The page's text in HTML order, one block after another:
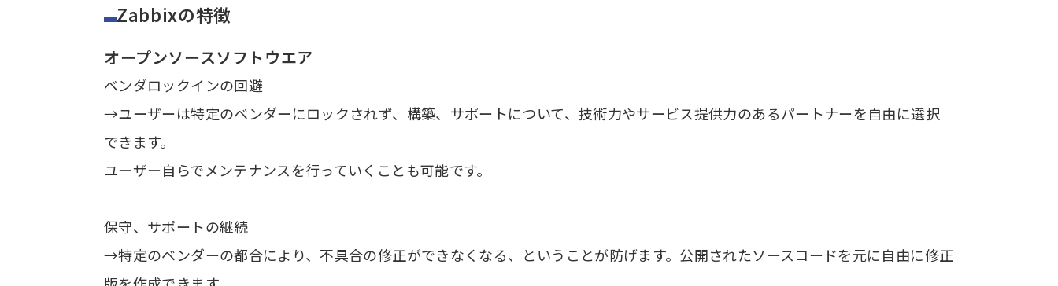
Zabbixの特徴
オープンソースソフトウエア
ベンダロックインの回避
→ユーザーは特定のベンダーにロックされず、構築、サポートについて、技術力やサービス提供力のあるパートナーを自由に選択
できます。
ユーザー自らでメンテナンスを行っていくことも可能です。
保守、サポートの継続
→特定のベンダーの都合により、不具合の修正ができなくなる、ということが防げます。公開されたソースコードを元に自由に修正